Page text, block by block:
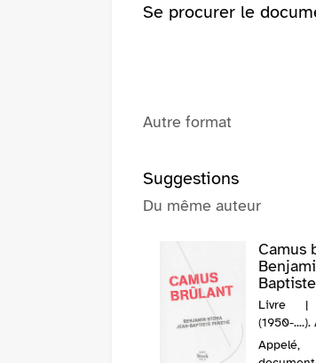
Se procurer le
Autre format
Suggestions
Du même auteur
Camus
Livre |
(1950-